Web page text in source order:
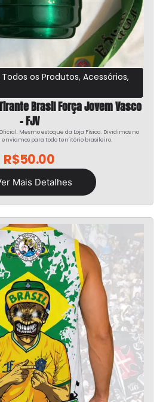
Todos os Produtos, Acessórios,
Brasil Força Jovem Vasco
– FJV
Mesmo estoque da Loja Física. Dividimos no
enviamos para todo território brasileiro.
R$50.00
Mais Detalhes